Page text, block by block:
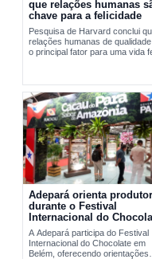
que relações humanas
chave para a felicidade
Pesquisa de Harvard conclui
relações humanas de
o principal fator para uma vida
Adepará orienta
durante o Festival
Internacional do
em Belém
A Adepará participa do Festival
Internacional do Chocolate em
Belém, oferecendo orientações